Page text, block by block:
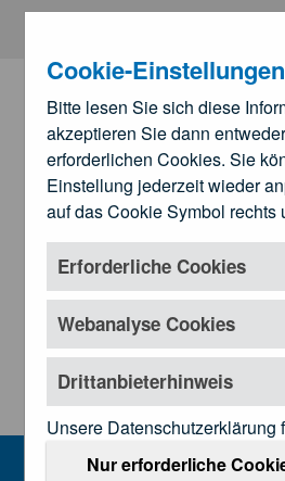
Cookie-Einstellungen
Bitte lesen Sie sich diese
akzeptieren Sie dann
erforderlichen Cookies. Sie
Einstellung jederzeit wieder
auf das Cookie Symbol rechts
Erforderliche Cookies
Webanalyse Cookies
Drittanbieterhinweis
Unsere Datenschutzerklärung
Nur erforderliche
Zum Hauptinhalt springen
Zu den
Landesärztekammern
Home
MENU